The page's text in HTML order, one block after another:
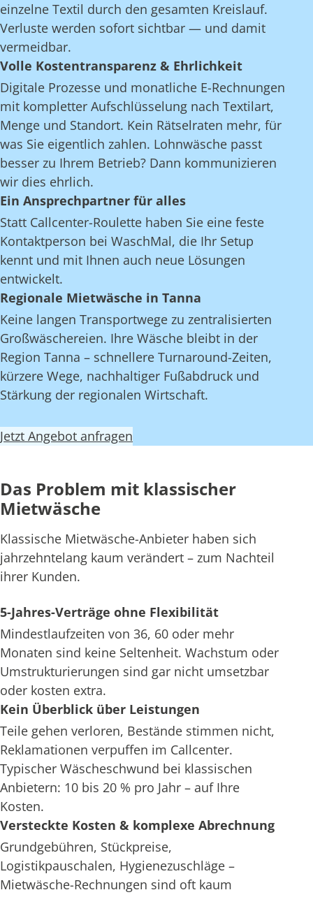
einzelne Textil durch den gesamten Kreislauf.
Verluste werden sofort sichtbar — und damit
vermeidbar.
Volle Kostentransparenz & Ehrlichkeit
Digitale Prozesse und monatliche E-Rechnungen
mit kompletter Aufschlüsselung nach Textilart,
Menge und Standort. Kein Rätselraten mehr, für
was Sie eigentlich zahlen. Lohnwäsche passt
besser zu Ihrem Betrieb? Dann kommunizieren
wir dies ehrlich.
Ein Ansprechpartner für alles
Statt Callcenter-Roulette haben Sie eine feste
Kontaktperson bei WaschMal, die Ihr Setup
kennt und mit Ihnen auch neue Lösungen
entwickelt.
Regionale Mietwäsche in Tanna
Keine langen Transportwege zu zentralisierten
Großwäschereien. Ihre Wäsche bleibt in der
Region Tanna – schnellere Turnaround-Zeiten,
kürzere Wege, nachhaltiger Fußabdruck und
Stärkung der regionalen Wirtschaft.
Jetzt Angebot anfragen
Das Problem mit klassischer
Mietwäsche
Klassische Mietwäsche-Anbieter haben sich
jahrzehntelang kaum verändert – zum Nachteil
ihrer Kunden.
5-Jahres-Verträge ohne Flexibilität
Mindestlaufzeiten von 36, 60 oder mehr
Monaten sind keine Seltenheit. Wachstum oder
Umstrukturierungen sind gar nicht umsetzbar
oder kosten extra.
Kein Überblick über Leistungen
Teile gehen verloren, Bestände stimmen nicht,
Reklamationen verpuffen im Callcenter.
Typischer Wäscheschwund bei klassischen
Anbietern: 10 bis 20 % pro Jahr – auf Ihre
Kosten.
Versteckte Kosten & komplexe Abrechnung
Grundgebühren, Stückpreise,
Logistikpauschalen, Hygienezuschläge –
Mietwäsche-Rechnungen sind oft kaum